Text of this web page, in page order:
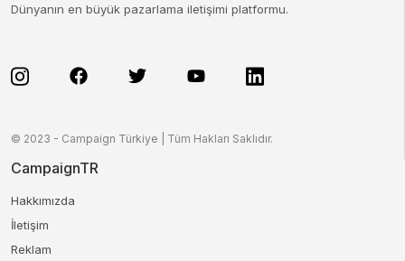
Dünyanın en büyük pazarlama iletişimi platformu.
© 2023 - Campaign Türkiye | Tüm Hakları Saklıdır.
CampaignTR
Hakkımızda
İletişim
Reklam